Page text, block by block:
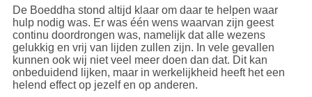
De Boeddha stond altijd klaar om daar te helpen waar
hulp nodig was. Er was één wens waarvan zijn geest
continu doordrongen was, namelijk dat alle wezens
gelukkig en vrij van lijden zullen zijn. In vele gevallen
kunnen ook wij niet veel meer doen dan dat. Dit kan
onbeduidend lijken, maar in werkelijkheid heeft het een
helend effect op jezelf en op anderen.